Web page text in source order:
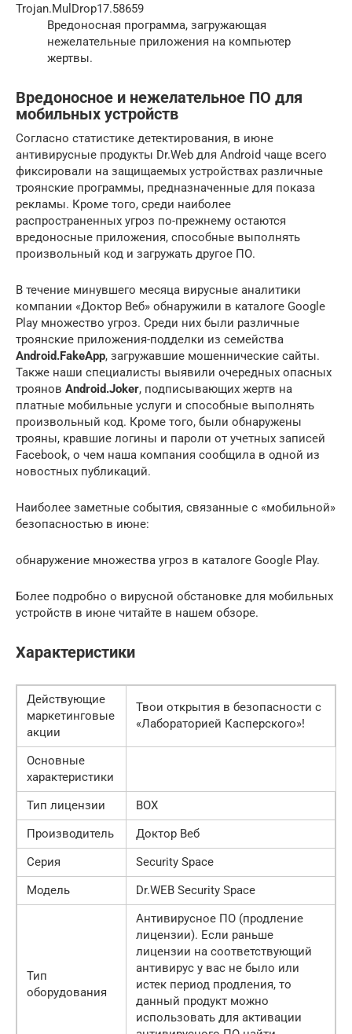
Trojan.MulDrop17.58659
Вредоносная программа, загружающая
нежелательные приложения на компьютер
жертвы.
Вредоносное и нежелательное ПО для
мобильных устройств
Согласно статистике детектирования, в июне
антивирусные продукты Dr.Web для Android чаще всего
фиксировали на защищаемых устройствах различные
троянские программы, предназначенные для показа
рекламы. Кроме того, среди наиболее
распространенных угроз по-прежнему остаются
вредоносные приложения, способные выполнять
произвольный код и загружать другое ПО.
В течение минувшего месяца вирусные аналитики
компании «Доктор Веб» обнаружили в каталоге Google
Play множество угроз. Среди них были различные
троянские приложения-подделки из семейства
Android.FakeApp, загружавшие мошеннические сайты.
Также наши специалисты выявили очередных опасных
троянов Android.Joker, подписывающих жертв на
платные мобильные услуги и способные выполнять
произвольный код. Кроме того, были обнаружены
трояны, кравшие логины и пароли от учетных записей
Facebook, о чем наша компания сообщила в одной из
новостных публикаций.
Наиболее заметные события, связанные с «мобильной»
безопасностью в июне:
обнаружение множества угроз в каталоге Google Play.
Более подробно о вирусной обстановке для мобильных
устройств в июне читайте в нашем обзоре.
Характеристики
Действующие
маркетинговые
акции
Твои открытия в безопасности с
«Лабораторией Касперского»!
Основные
характеристики
Тип лицензии
BOX
Производитель
Доктор Веб
Серия
Security Space
Модель
Dr.WEB Security Space
Тип
оборудования
Антивирусное ПО (продление
лицензии). Если раньше
лицензии на соответствующий
антивирус у вас не было или
истек период продления, то
данный продукт можно
использовать для активации